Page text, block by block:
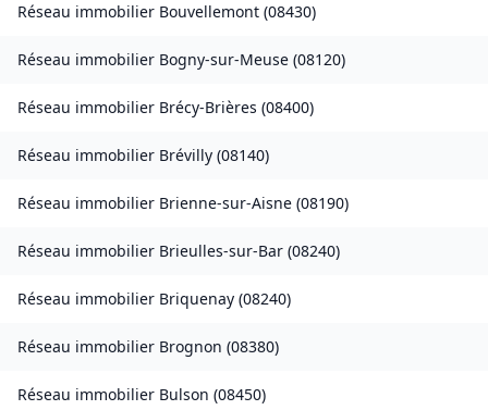
Réseau immobilier Bouvellemont (08430)
Réseau immobilier Bogny-sur-Meuse (08120)
Réseau immobilier Brécy-Brières (08400)
Réseau immobilier Brévilly (08140)
Réseau immobilier Brienne-sur-Aisne (08190)
Réseau immobilier Brieulles-sur-Bar (08240)
Réseau immobilier Briquenay (08240)
Réseau immobilier Brognon (08380)
Réseau immobilier Bulson (08450)